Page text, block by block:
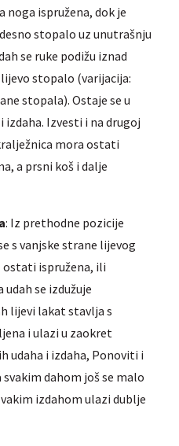
noga ispružena, dok je
stopalo uz unutrašnju
se ruke podižu iznad
stopalo (varijacija:
stopala). Ostaje se u
izdaha. Izvesti i na drugoj
mora ostati
a prsni koš i dalje
: Iz prethodne pozicije
s vanjske strane lijevog
ostati ispružena, ili
se izdužuje
lijevi lakat stavlja s
i ulazi u zaokret
udaha i izdaha, Ponoviti i
svakim dahom još se malo
izdahom ulazi dublje